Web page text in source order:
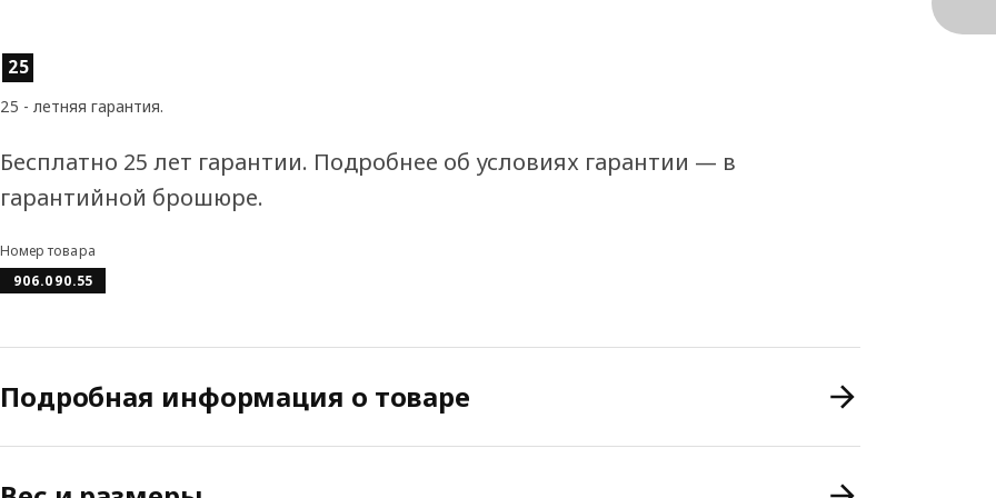
Характеристики товара
25
25 - летняя гарантия.
Бесплатно 25 лет гарантии. Подробнее об условиях гарантии — в
гарантийной брошюре.
Номер товара
906.090.55
Подробная информация о товаре